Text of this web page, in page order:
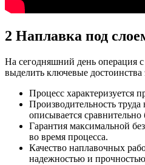
2 Наплавка под
На сегодняшний день операция
выделить ключевые достоинства
Процесс характеризуется
Производительность
описывается
Гарантия максимальной
во время процесса.
Качество наплавочных
надежностью и